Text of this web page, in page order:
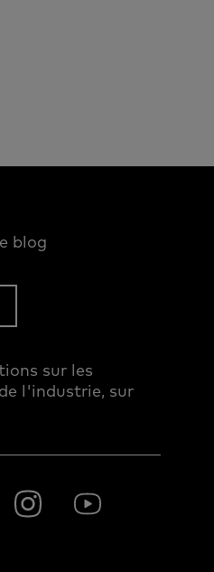
blog
sur les
l'industrie, sur
InstagramYouTube